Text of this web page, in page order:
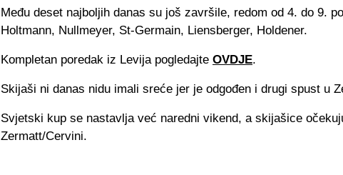
Među deset najboljih danas su još završile, redom od 4. do 9.
Holtmann, Nullmeyer, St-Germain, Liensberger, Holdener.
Kompletan poredak iz Levija pogledajte OVDJE.
Skijaši ni danas nidu imali sreće jer je odgođen i drugi spust u
Svjetski kup se nastavlja već naredni vikend, a skijašice
Zermatt/Cervini.